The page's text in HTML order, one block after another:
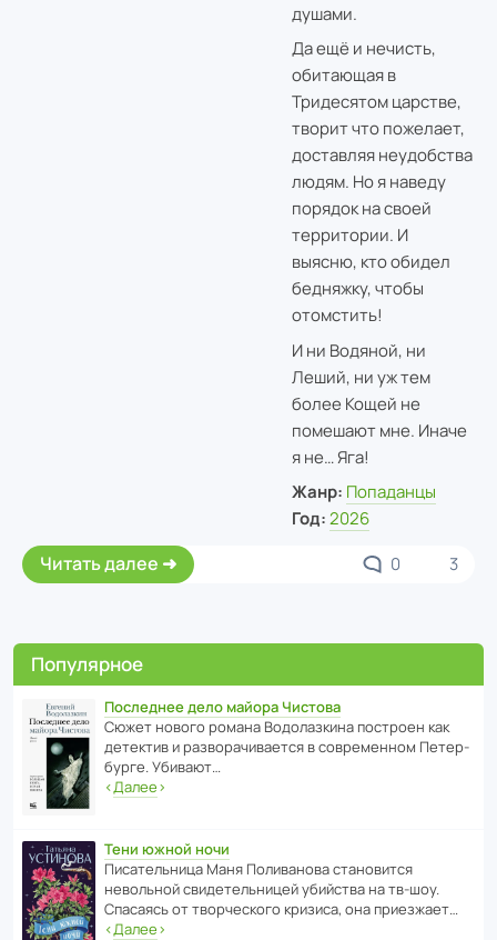
душами.
Да ещё и нечисть,
обитающая в
Тридесятом царстве,
творит что пожелает,
доставляя неудобства
людям. Но я наведу
порядок на своей
территории. И
выясню, кто обидел
бедняжку, чтобы
отомстить!
И ни Водяной, ни
Леший, ни уж тем
более Кощей не
помешают мне. Иначе
я не… Яга!
Жанр: Попаданцы
Год: 2026
Читать далее 0 3
Популярное
Последнее дело майора Чистова
Сюжет нового романа Водо­ла­з­кина пост­роен как
дете­ктив и разво­ра­чи­ва­ется в совре­менном Пете­р­
бурге. Убивают…
‹Далее›
Тени южной ночи
Писа­тель­ница Маня Поли­ва­нова стано­вится
невольной свиде­тель­ницей убийства на тв-шоу.
Спасаясь от твор­че­с­кого кризиса, она приезжает…
‹Далее›